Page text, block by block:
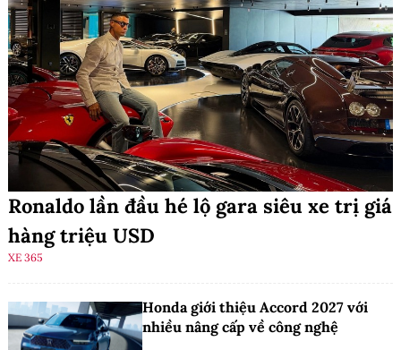
Ronaldo lần đầu hé lộ gara siêu xe trị giá
hàng triệu USD
XE 365
Honda giới thiệu Accord 2027 với
nhiều nâng cấp về công nghệ